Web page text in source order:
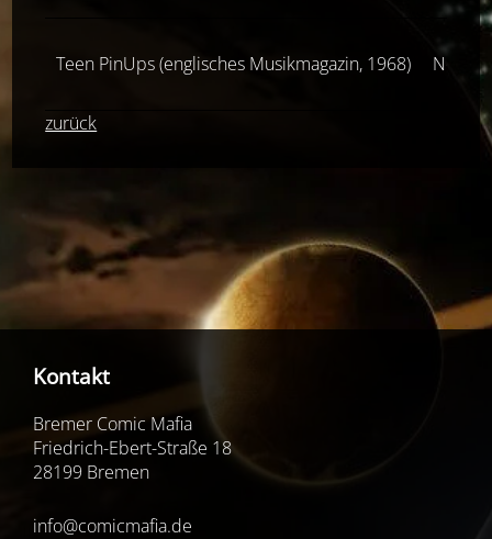
Teen PinUps (englisches Musikmagazin, 1968)
zurück
Kontakt
Bremer Comic Mafia
Friedrich-Ebert-Straße 18
28199 Bremen
info@comicmafia.de